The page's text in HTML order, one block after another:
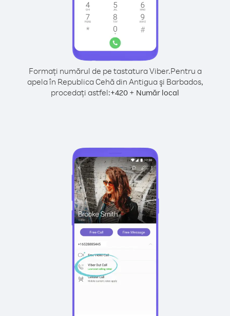
Formați numărul de pe tastatura Viber.Pentru a
apela în Republica Cehă din Antigua şi Barbados,
procedați astfel:+420 + Număr local